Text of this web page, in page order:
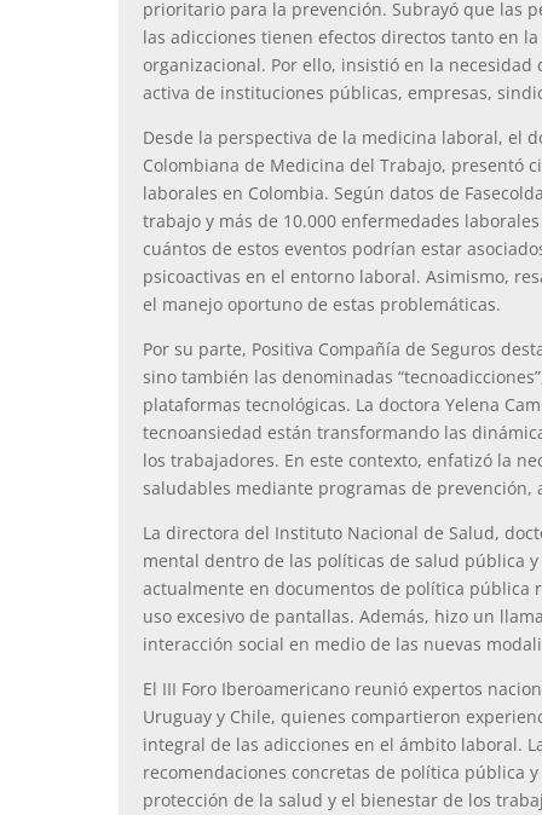
prioritario para la prevención. Subrayó que las
las adicciones tienen efectos directos tanto en
organizacional. Por ello, insistió en la
activa de instituciones públicas, empresas,
Desde la perspectiva de la medicina laboral, el
Colombiana de Medicina del Trabajo, presentó
laborales en Colombia. Según datos de
trabajo y más de 10.000 enfermedades
cuántos de estos eventos podrían estar
psicoactivas en el entorno laboral. Asimismo,
el manejo oportuno de estas problemáticas.
Por su parte, Positiva Compañía de Seguros
sino también las denominadas
plataformas tecnológicas. La doctora Yelena
tecnoansiedad están transformando las
los trabajadores. En este contexto, enfatizó la
saludables mediante programas de
La directora del Instituto Nacional de Salud,
mental dentro de las políticas de salud pública
actualmente en documentos de política pública
uso excesivo de pantallas. Además, hizo un
interacción social en medio de las nuevas
El III Foro Iberoamericano reunió expertos
Uruguay y Chile, quienes compartieron
integral de las adicciones en el ámbito laboral.
recomendaciones concretas de política pública
protección de la salud y el bienestar de los